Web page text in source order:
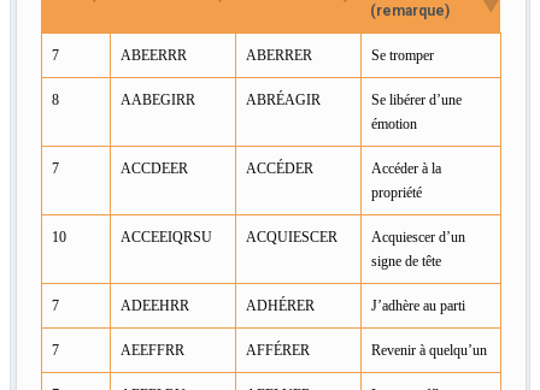
(remarque)
7 ABEERRR ABERRER Se tromper
8 AABEGIRR ABRÉAGIR
Se libérer d’une
émotion
7 ACCDEER ACCÉDER
Accéder à la
propriété
10 ACCEEIQRSU ACQUIESCER
Acquiescer d’un
signe de tête
7 ADEEHRR ADHÉRER J’adhère au parti
7 AEEFFRR AFFÉRER Revenir à quelqu’un